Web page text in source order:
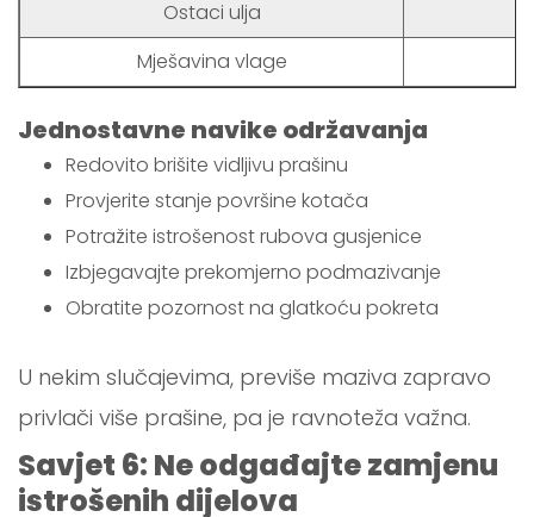
Ostaci ulja
Mješavina vlage
Jednostavne navike održavanja
Redovito brišite vidljivu prašinu
Provjerite stanje površine kotača
Potražite istrošenost rubova gusjenice
Izbjegavajte prekomjerno podmazivanje
Obratite pozornost na glatkoću pokreta
U nekim slučajevima, previše maziva zapravo
privlači više prašine, pa je ravnoteža važna.
Savjet 6: Ne odgađajte zamjenu
istrošenih dijelova